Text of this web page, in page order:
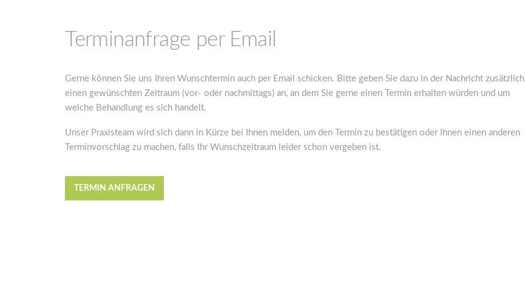
Terminanfrage per Email
Gerne können Sie uns Ihren Wunschtermin auch per Email schicken. Bitte geben Sie dazu in der Nachricht zusätzlich
einen gewünschten Zeitraum (vor- oder nachmittags) an, an dem Sie gerne einen Termin erhalten würden und um
welche Behandlung es sich handelt.
Unser Praxisteam wird sich dann in Kürze bei Ihnen melden, um den Termin zu bestätigen oder Ihnen einen anderen
Terminvorschlag zu machen, falls Ihr Wunschzeitraum leider schon vergeben ist.
TERMIN ANFRAGEN